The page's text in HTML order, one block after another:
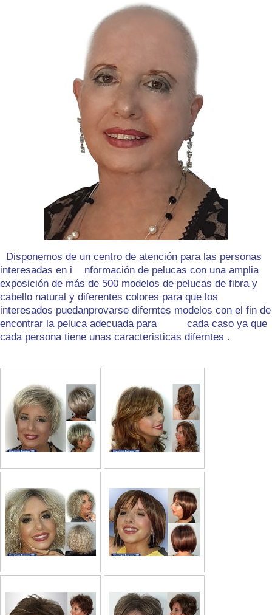
Disponemos de un centro de atención para las personas
interesadas en i nformación de pelucas con una amplia
exposición de más de 500 modelos de pelucas de fibra y
cabello natural y diferentes colores para que los
interesados puedanprovarse diferntes modelos con el fin de
encontrar la peluca adecuada para cada caso ya que
cada persona tiene unas caracteristicas diferntes .